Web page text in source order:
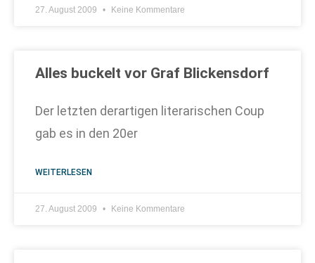
27. August 2009 Keine Kommentare
Alles buckelt vor Graf Blickensdorf
Der letzten derartigen literarischen Coup
gab es in den 20er
WEITERLESEN
27. August 2009 Keine Kommentare